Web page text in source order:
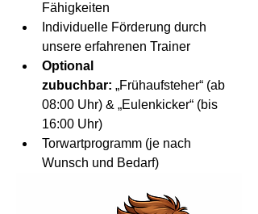
Fähigkeiten
Individuelle Förderung durch
unsere erfahrenen Trainer
Optional
zubuchbar: „Frühaufsteher“ (ab
08:00 Uhr) & „Eulenkicker“ (bis
16:00 Uhr)
Torwartprogramm (je nach
Wunsch und Bedarf)